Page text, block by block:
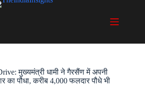
मुख्यमंत्री धामी ने गैरसैंण में अपनी
का पौधा, करीब 4,000 फलदार पौधे भी